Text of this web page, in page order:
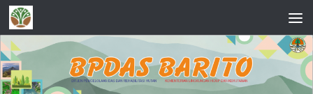
Skip to content